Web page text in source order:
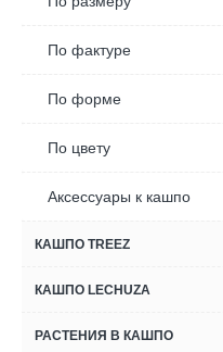
По фактуре
По форме
По цвету
Аксессуары к кашпо
КАШПО TREEZ
КАШПО LECHUZA
РАСТЕНИЯ В КАШПО